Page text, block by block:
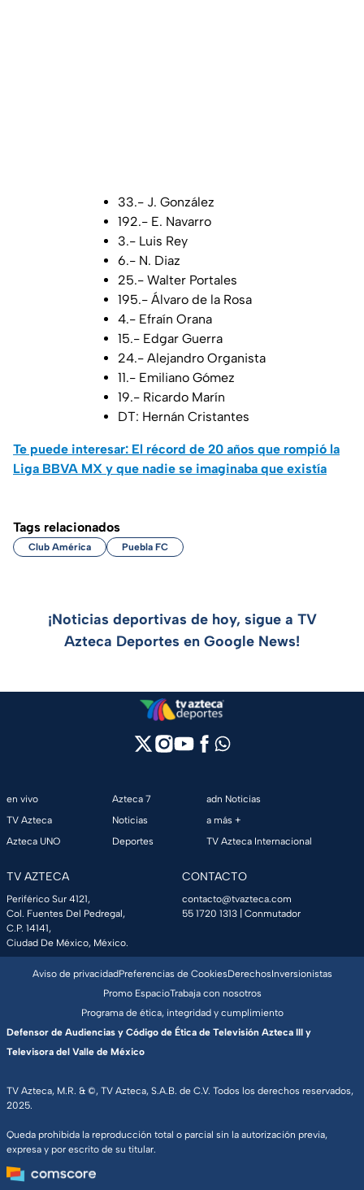
33.- J. González
192.- E. Navarro
3.- Luis Rey
6.- N. Diaz
25.- Walter Portales
195.- Álvaro de la Rosa
4.- Efraín Orana
15.- Edgar Guerra
24.- Alejandro Organista
11.- Emiliano Gómez
19.- Ricardo Marín
DT: Hernán Cristantes
Te puede interesar: El récord de 20 años que rompió la
Liga BBVA MX y que nadie se imaginaba que existía
Tags relacionados
Club América Puebla FC
¡Noticias deportivas de hoy, sigue a TV
Azteca Deportes en Google News!
en vivo
TV Azteca
Azteca UNO
Azteca 7
Noticias
Deportes
adn Noticias
a más +
TV Azteca Internacional
TV AZTECA
Periférico Sur 4121,
Col. Fuentes Del Pedregal,
C.P. 14141,
Ciudad De México, México.
CONTACTO
contacto@tvazteca.com
55 1720 1313 | Conmutador
TV Azteca, M.R. & ©, TV Azteca, S.A.B. de C.V. Todos los derechos reservados,
2025.
Queda prohibida la reproducción total o parcial sin la autorización previa,
expresa y por escrito de su titular.
Aviso de privacidadPreferencias de CookiesDerechosInversionistas
Promo EspacioTrabaja con nosotros
Programa de ética, integridad y cumplimiento
Defensor de Audiencias y Código de Ética de Televisión Azteca III y
Televisora del Valle de México